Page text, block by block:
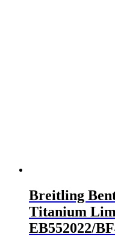
Breitling
Titanium
EB552022/